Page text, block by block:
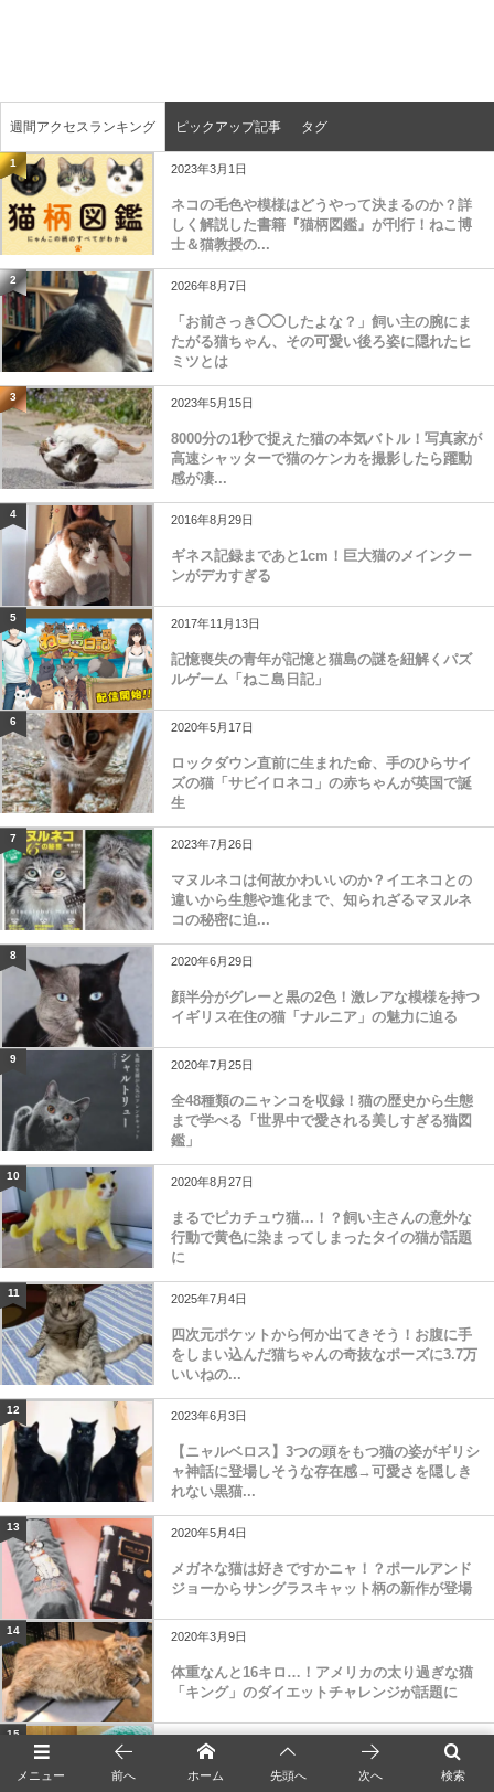
週間アクセスランキング ピックアップ記事 タグ
1 2023年3月1日
ネコの毛色や模様はどうやって決まるのか？詳
しく解説した書籍『猫柄図鑑』が刊行！ねこ博
士＆猫教授の...
2 2026年8月7日
「お前さっき◯◯したよな？」飼い主の腕にま
たがる猫ちゃん、その可愛い後ろ姿に隠れたヒ
ミツとは
3 2023年5月15日
8000分の1秒で捉えた猫の本気バトル！写真家が
高速シャッターで猫のケンカを撮影したら躍動
感が凄...
4 2016年8月29日
ギネス記録まであと1cm！巨大猫のメインクー
ンがデカすぎる
5 2017年11月13日
記憶喪失の青年が記憶と猫島の謎を紐解くパズ
ルゲーム「ねこ島日記」
6 2020年5月17日
ロックダウン直前に生まれた命、手のひらサイ
ズの猫「サビイロネコ」の赤ちゃんが英国で誕
生
7 2023年7月26日
マヌルネコは何故かわいいのか？イエネコとの
違いから生態や進化まで、知られざるマヌルネ
コの秘密に迫...
8 2020年6月29日
顔半分がグレーと黒の2色！激レアな模様を持つ
イギリス在住の猫「ナルニア」の魅力に迫る
9 2020年7月25日
全48種類のニャンコを収録！猫の歴史から生態
まで学べる「世界中で愛される美しすぎる猫図
鑑」
10 2020年8月27日
まるでピカチュウ猫…！？飼い主さんの意外な
行動で黄色に染まってしまったタイの猫が話題
に
11 2025年7月4日
四次元ポケットから何か出てきそう！お腹に手
をしまい込んだ猫ちゃんの奇抜なポーズに3.7万
いいねの...
12 2023年6月3日
【ニャルベロス】3つの頭をもつ猫の姿がギリシ
ャ神話に登場しそうな存在感→可愛さを隠しき
れない黒猫...
13 2020年5月4日
メガネな猫は好きですかニャ！？ポールアンド
ジョーからサングラスキャット柄の新作が登場
14 2020年3月9日
体重なんと16キロ…！アメリカの太り過ぎな猫
「キング」のダイエットチャレンジが話題に
15 2021年10月19日
あったか猫ハウスを手編みで作れる「NHKすて
メニュー 検索
前へ ホーム 先頭へ 次へ